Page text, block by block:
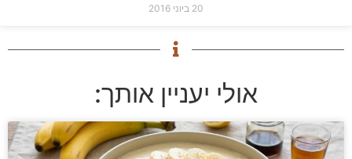
20 ביוני 2016
אולי יעניין אותך: